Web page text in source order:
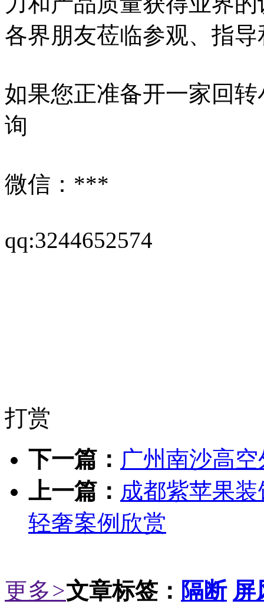
各界朋友莅临参观、指
如果您正准备开一家回
询
微信：***
qq:3244652574
打赏
下一篇： 广州南沙高
上一篇： 成都紫苹果
轻奢案例欣赏
更多>文章标签： 隔断 屏